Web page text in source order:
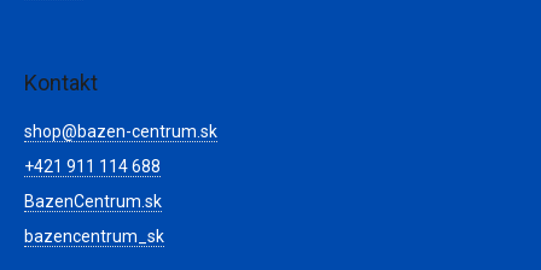
Kontakt
shop@bazen-centrum.sk
+421 911 114 688
BazenCentrum.sk
bazencentrum_sk